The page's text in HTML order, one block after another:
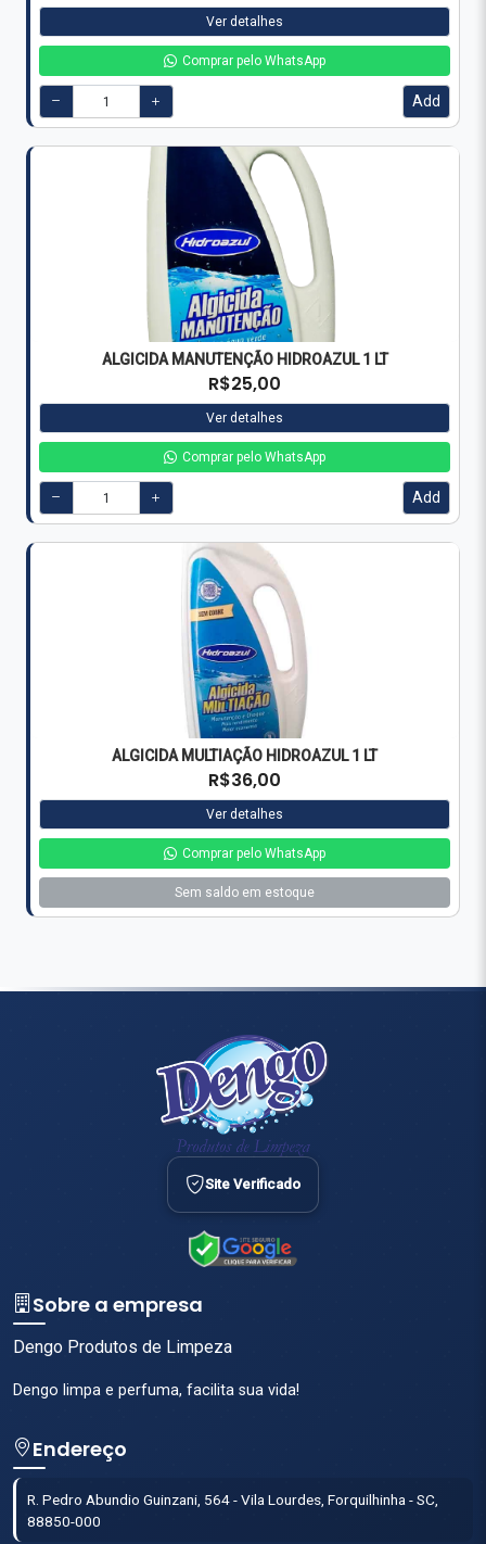
Ver detalhes
Comprar pelo WhatsApp
Add
ALGICIDA MANUTENÇÃO HIDROAZUL 1 LT
R$25,00
Ver detalhes
Comprar pelo WhatsApp
Add
ALGICIDA MULTIAÇÃO HIDROAZUL 1 LT
R$36,00
Ver detalhes
Comprar pelo WhatsApp
Sem saldo em estoque
Site Verificado
Sobre a empresa
Dengo Produtos de Limpeza
Dengo limpa e perfuma, facilita sua vida!
Endereço
R. Pedro Abundio Guinzani, 564 - Vila Lourdes, Forquilhinha - SC,
88850-000